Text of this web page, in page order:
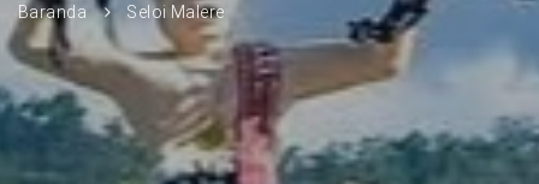
Baranda Seloi Malere